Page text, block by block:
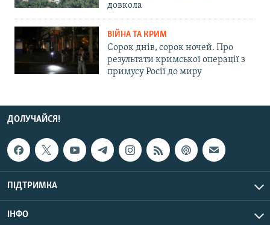
довкола
ВІЙНА ТА КРИМ
Сорок днів, сорок ночей. Про
результати кримської операції з
примусу Росії до миру
ДОЛУЧАЙСЯ!
ПІДТРИМКА
ІНФО